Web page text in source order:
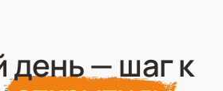
— шаг к